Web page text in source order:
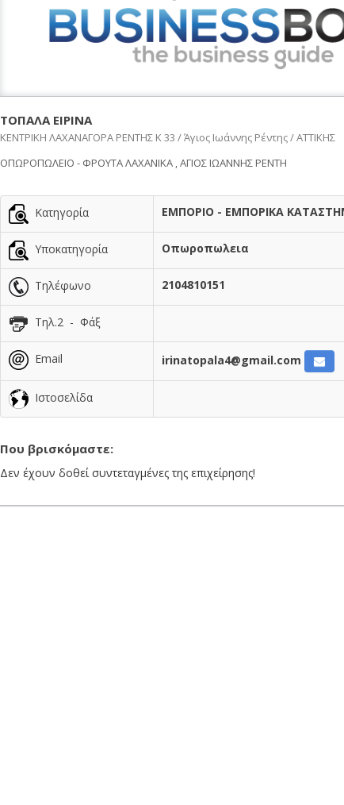
ΤΟΠΑΛΑ ΕΙΡΙΝΑ
ΚΕΝΤΡΙΚΗ ΛΑΧΑΝΑΓΟΡΑ ΡΕΝΤΗΣ Κ 33 / Άγιος Ιωάννης Ρέντης / ΑΤΤΙΚΗΣ
ΟΠΩΡΟΠΩΛΕΙΟ - ΦΡΟΥΤΑ ΛΑΧΑΝΙΚΑ , ΑΓΙΟΣ ΙΩΑΝΝΗΣ ΡΕΝΤΗ
Κατηγορία ΕΜΠΟΡΙΟ - ΕΜΠΟΡΙΚΑ
Υποκατηγορία Οπωροπωλεια
Τηλέφωνο 2104810151
Τηλ.2 - Φάξ
Email irinatopala4@gmail.com
Ιστοσελίδα
Που βρισκόμαστε:
Δεν έχουν δοθεί συντεταγμένες της επιχείρησης!